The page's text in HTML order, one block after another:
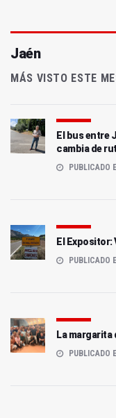
Jaén
MÁS VISTO ESTE
El bus entre
cambia de
PUBLICADO
El Expositor:
PUBLICADO
La margarita
PUBLICADO